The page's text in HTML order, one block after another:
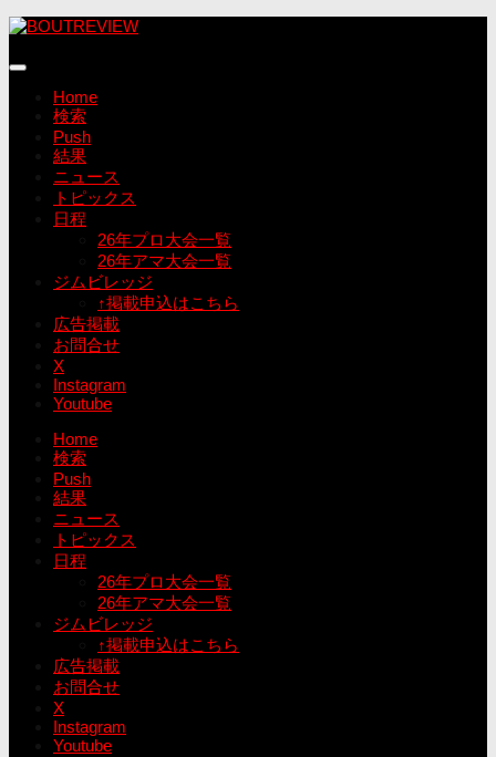
コ
テ
Home
検索
Push
結果
ニュース
トピックス
日程
26年プロ大会一覧
26年アマ大会一覧
ジムビレッジ
↑掲載申込はこちら
広告掲載
お問合せ
X
Instagram
Youtube
Home
検索
Push
結果
ニュース
トピックス
日程
26年プロ大会一覧
26年アマ大会一覧
ジムビレッジ
↑掲載申込はこちら
広告掲載
お問合せ
X
Instagram
Youtube